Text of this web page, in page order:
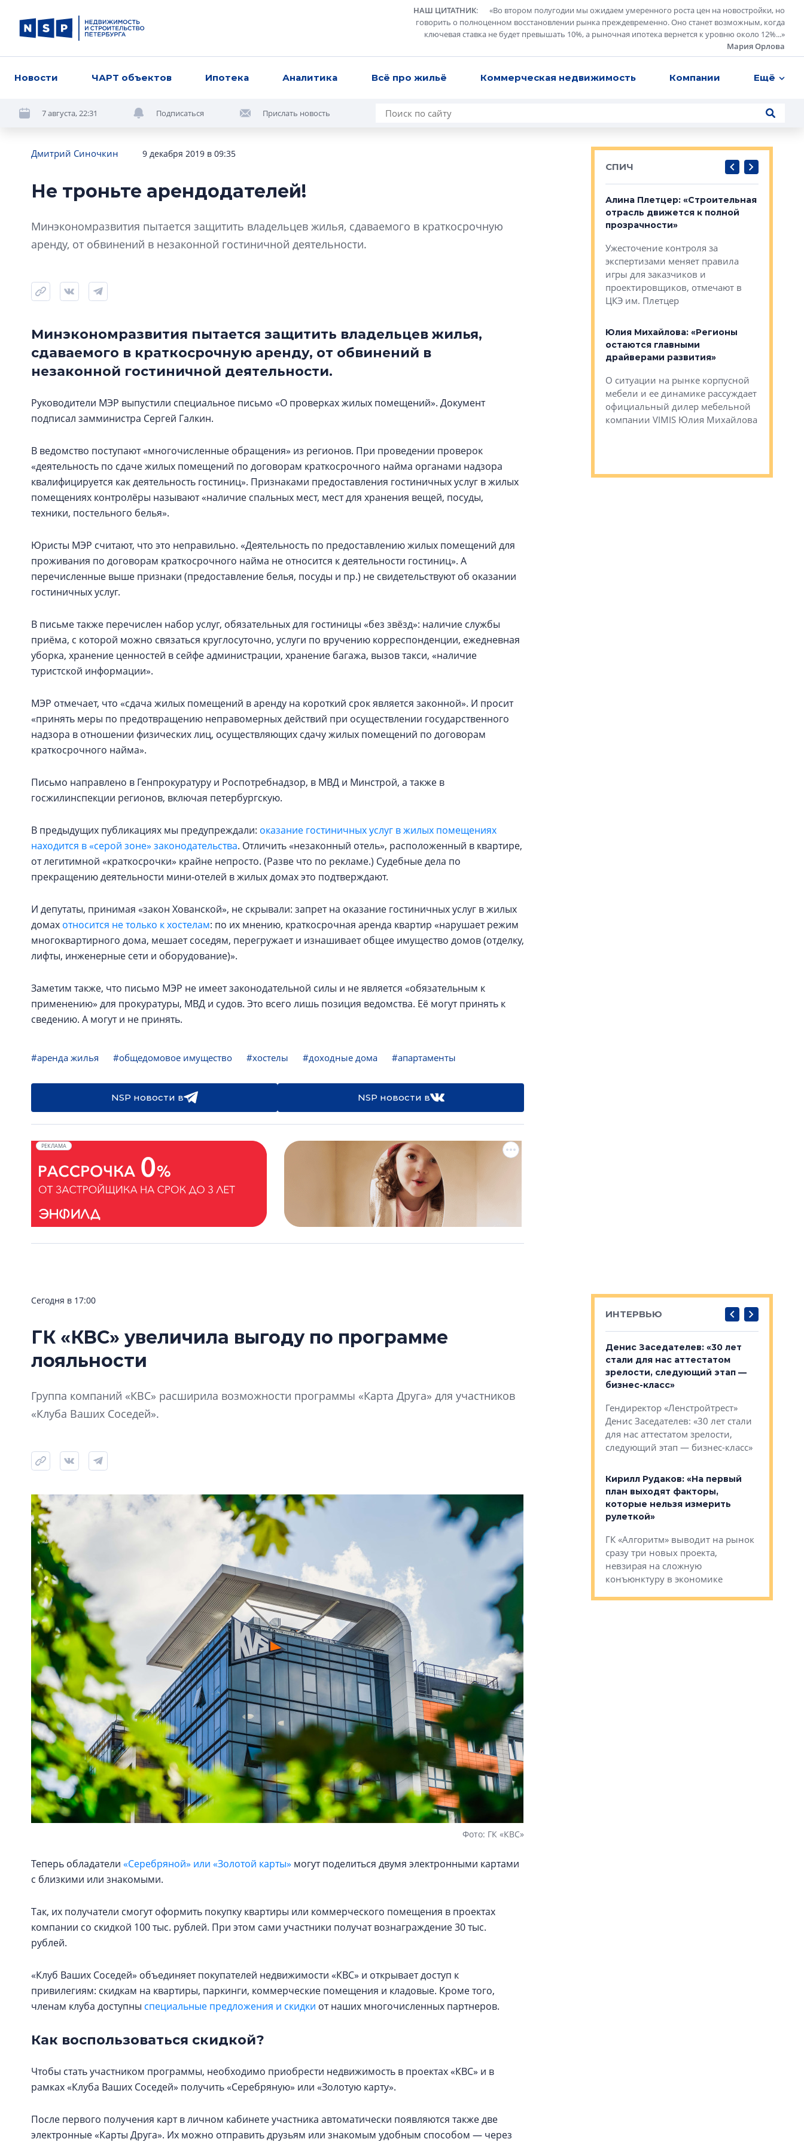
НАШ ЦИТАТНИК: «Во втором полугодии мы ожидаем умеренного роста цен на новостройки, но
говорить о полноценном восстановлении рынка преждевременно. Оно станет возможным, когда
ключевая ставка не будет превышать 10%, а рыночная ипотека вернется к уровню около 12%...»
Мария Орлова
Новости ЧАРТ объектов Ипотека Аналитика Всё про жильё Коммерческая недвижимость Компании Ещё
7 августа, 22:31 Подписаться Прислать новость
Дмитрий Синочкин 9 декабря 2019 в 09:35
Не троньте арендодателей!
Минэкономразвития пытается защитить владельцев жилья, сдаваемого в краткосрочную
аренду, от обвинений в незаконной гостиничной деятельности.
Минэкономразвития пытается защитить владельцев жилья,
сдаваемого в краткосрочную аренду, от обвинений в
незаконной гостиничной деятельности.
Руководители МЭР выпустили специальное письмо «О проверках жилых помещений». Документ
подписал замминистра Сергей Галкин.
В ведомство поступают «многочисленные обращения» из регионов. При проведении проверок
«деятельность по сдаче жилых помещений по договорам краткосрочного найма органами надзора
квалифицируется как деятельность гостиниц». Признаками предоставления гостиничных услуг в жилых
помещениях контролёры называют «наличие спальных мест, мест для хранения вещей, посуды,
техники, постельного белья».
Юристы МЭР считают, что это неправильно. «Деятельность по предоставлению жилых помещений для
проживания по договорам краткосрочного найма не относится к деятельности гостиниц». А
перечисленные выше признаки (предоставление белья, посуды и пр.) не свидетельствуют об оказании
гостиничных услуг.
В письме также перечислен набор услуг, обязательных для гостиницы «без звёзд»: наличие службы
приёма, с которой можно связаться круглосуточно, услуги по вручению корреспонденции, ежедневная
уборка, хранение ценностей в сейфе администрации, хранение багажа, вызов такси, «наличие
туристской информации».
МЭР отмечает, что «сдача жилых помещений в аренду на короткий срок является законной». И просит
«принять меры по предотвращению неправомерных действий при осуществлении государственного
надзора в отношении физических лиц, осуществляющих сдачу жилых помещений по договорам
краткосрочного найма».
Письмо направлено в Генпрокуратуру и Роспотребнадзор, в МВД и Минстрой, а также в
госжилинспекции регионов, включая петербургскую.
В предыдущих публикациях мы предупреждали: оказание гостиничных услуг в жилых помещениях
находится в «серой зоне» законодательства. Отличить «незаконный отель», расположенный в квартире,
от легитимной «краткосрочки» крайне непросто. (Разве что по рекламе.) Судебные дела по
прекращению деятельности мини-отелей в жилых домах это подтверждают.
И депутаты, принимая «закон Хованской», не скрывали: запрет на оказание гостиничных услуг в жилых
домах относится не только к хостелам: по их мнению, краткосрочная аренда квартир «нарушает режим
многоквартирного дома, мешает соседям, перегружает и изнашивает общее имущество домов (отделку,
лифты, инженерные сети и оборудование)».
Заметим также, что письмо МЭР не имеет законодательной силы и не является «обязательным к
применению» для прокуратуры, МВД и судов. Это всего лишь позиция ведомства. Её могут принять к
сведению. А могут и не принять.
#аренда жилья #общедомовое имущество #хостелы #доходные дома #апартаменты
NSP новости в NSP новости в
РЕКЛАМА
СПИЧ
даже электромобиль»
рынок апарт-отелей»
КЕЙПОРТ
Алина Плетцер: «Строительная
отрасль движется к полной
прозрачности»
Ужесточение контроля за
экспертизами меняет правила
игры для заказчиков и
проектировщиков, отмечают в
ЦКЭ им. Плетцер
Юлия Михайлова: «Регионы
остаются главными
драйверами развития»
О ситуации на рынке корпусной
мебели и ее динамике рассуждает
официальный дилер мебельной
компании VIMIS Юлия Михайлова
Сегодня в 17:00
ГК «КВС» увеличила выгоду по программе
лояльности
Группа компаний «КВС» расширила возможности программы «Карта Друга» для участников
«Клуба Ваших Соседей».
Фото: ГК «КВС»
Теперь обладатели «Серебряной» или «Золотой карты» могут поделиться двумя электронными картами
с близкими или знакомыми.
Так, их получатели смогут оформить покупку квартиры или коммерческого помещения в проектах
компании со скидкой 100 тыс. рублей. При этом сами участники получат вознаграждение 30 тыс.
рублей.
«Клуб Ваших Соседей» объединяет покупателей недвижимости «КВС» и открывает доступ к
привилегиям: скидкам на квартиры, паркинги, коммерческие помещения и кладовые. Кроме того,
членам клуба доступны специальные предложения и скидки от наших многочисленных партнеров.
Как воспользоваться скидкой?
Чтобы стать участником программы, необходимо приобрести недвижимость в проектах «КВС» и в
рамках «Клуба Ваших Соседей» получить «Серебряную» или «Золотую карту».
После первого получения карт в личном кабинете участника автоматически появляются также две
электронные «Карты Друга». Их можно отправить друзьям или знакомым удобным способом — через
ИНТЕРВЬЮ
визуальной чистоте»
Что важнее для современного
жилого проекта: эстетика,
функциональность или
экономика проекта, размышляют
в ГК «ПСК»
Денис Заседателев: «30 лет
стали для нас аттестатом
зрелости, следующий этап —
бизнес-класс»
Гендиректор «Ленстройтрест»
Денис Заседателев: «30 лет стали
для нас аттестатом зрелости,
следующий этап — бизнес-класс»
Кирилл Рудаков: «На первый
план выходят факторы,
которые нельзя измерить
рулеткой»
ГК «Алгоритм» выводит на рынок
сразу три новых проекта,
невзирая на сложную
конъюнктуру в экономике